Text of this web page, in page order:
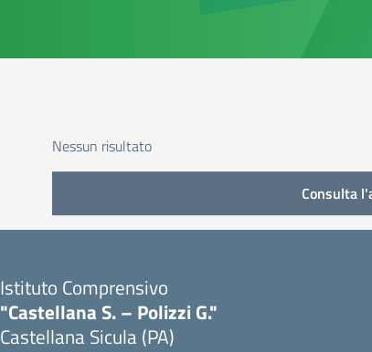
Nessun risultato
Consulta
Istituto Comprensivo
"Castellana S. – Polizzi G."
Castellana Sicula (PA)